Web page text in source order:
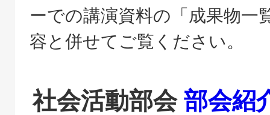
ーでの講演資料の「成果物
容と併せてご覧ください。
社会活動部会部会紹